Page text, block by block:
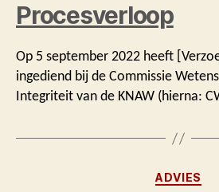
Procesverloop
Op 5 september 2022 heeft
ingediend bij de Commissie
Integriteit van de KNAW (hierna:
ADVIES